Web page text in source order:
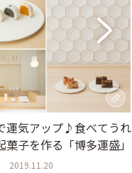
運気アップ♪食べてうれ
菓子を作る「博多運盛」
2019.11.20